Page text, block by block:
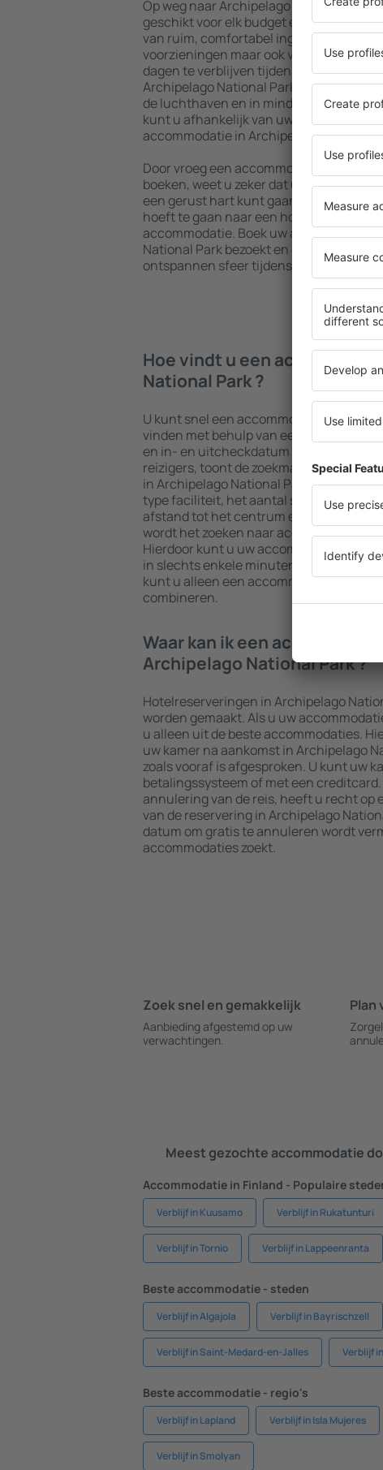
Op weg naar Archipelago National Park
geschikt voor elk budget en elke
van ruim, comfortabel ingerichte
voorzieningen maar ook van goedkope
dagen te verblijven tijdens een
Archipelago National Park zijn
de luchthaven en in minder populaire
kunt u afhankelijk van uw verdere
accommodatie in Archipelago National
Door vroeg een accommodatie in
boeken, weet u zeker dat u na
een gerust hart kunt gaan uitrusten
hoeft te gaan naar een hotel,
accommodatie. Boek uw
National Park bezoekt en geniet hierdoor
ontspannen sfeer tijdens uw reis.
Hoe vindt u een
National Park ?
U kunt snel een accommodatie in
vinden met behulp van een
en in- en uitcheckdatum in. Na het
reizigers, toont de zoekmachine de
in Archipelago National Park . Door de
type faciliteit, het aantal sterren,
afstand tot het centrum en gratis
wordt het zoeken naar accommodaties
Hierdoor kunt u uw accommodatie in
in slechts enkele minuten vinden.
kunt u alleen een accommodatie
combineren.
Waar kan ik een
Archipelago National Park ?
Hotelreserveringen in Archipelago
worden gemaakt. Als u uw
u alleen uit de beste accommodaties.
uw kamer na aankomst in Archipelago
zoals vooraf is afgesproken. U kunt uw
betalingssysteem of met een
annulering van de reis, heeft u recht op
van de reservering in Archipelago
datum om gratis te annuleren wordt
accommodaties zoekt.
Zoek snel en gemakkelijk
Aanbieding afgestemd op uw
verwachtingen.
Plan
Meest gezochte accommodatie
Accommodatie in Finland - Populaire
Verblijf in Kuusamo Verblijf in Rukatunturi
Verblijf in Tornio Verblijf in Lappeenranta
Beste accommodatie - steden
Verblijf in Algajola Verblijf in Bayrischzell
Verblijf in Saint-Medard-en-Jalles Verblijf
Beste accommodatie - regio's
Verblijf in Lapland Verblijf in Isla Mujeres
Verblijf in Smolyan